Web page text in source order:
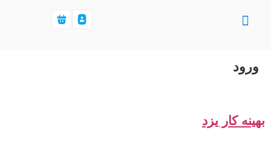
ورود
بهینه کار یزد